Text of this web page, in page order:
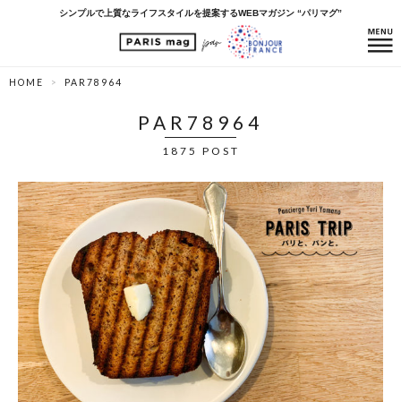
シンプルで上質なライフスタイルを提案するWEBマガジン “パリマグ”
HOME PAR78964
PAR78964
1875 POST